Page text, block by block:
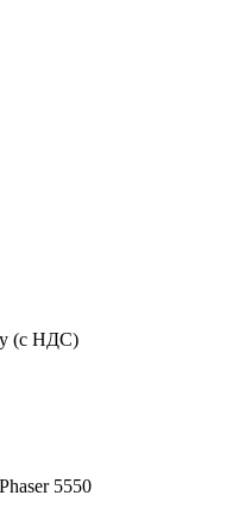
(с НДС)
Phaser 5550